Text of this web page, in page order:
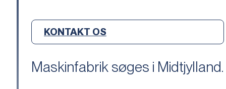
KONTAKT OS
Maskinfabrik søges i Midtjylland.